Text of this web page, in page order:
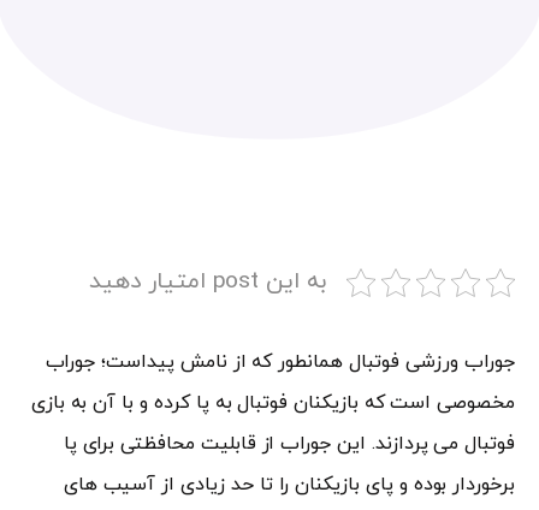
به این post امتیار دهید
جوراب ورزشی فوتبال همانطور که از نامش پیداست؛ جوراب
مخصوصی است که بازیکنان فوتبال به پا کرده و با آن به بازی
فوتبال می پردازند. این جوراب از قابلیت محافظتی برای پا
برخوردار بوده و پای بازیکنان را تا حد زیادی از آسیب های